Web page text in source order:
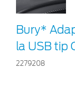
Bury*
la USB tip
2279208